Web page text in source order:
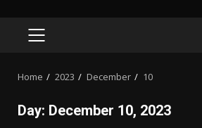
PRIMARY
Home 2023 December 10
Day: December 10, 2023